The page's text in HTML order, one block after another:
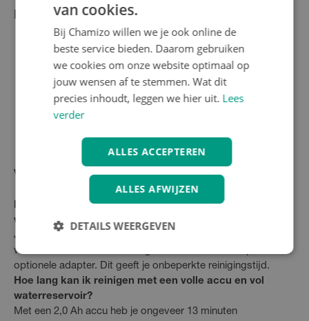
Leveromvang
Bosch Fontus 18V-6 fietsreiniger
1 x 18V 2,0 Ah accu
Oplader
Fontus fiets-spuitpistool met 4 sproeipatronen
2,7 meter hogedrukslang
Veelgestelde vragen
Kan ik de Bosch Fontus 18V-6 ook gebruiken zonder
waterreservoir?
Ja, je kunt de fietsreiniger ook aansluiten op een externe
waterbron zoals een tuinslang of emmer met behulp van een
optionele adapter. Dit geeft je onbeperkte reinigingstijd.
Hoe lang kan ik reinigen met een volle accu en vol
waterreservoir?
Met een 2,0 Ah accu heb je ongeveer 13 minuten
van cookies.
Bij Chamizo willen we je ook online de
beste service bieden. Daarom gebruiken
we cookies om onze website optimaal op
jouw wensen af te stemmen. Wat dit
precies inhoudt, leggen we hier uit. Lees
verder
ALLES ACCEPTEREN
ALLES AFWIJZEN
DETAILS WEERGEVEN